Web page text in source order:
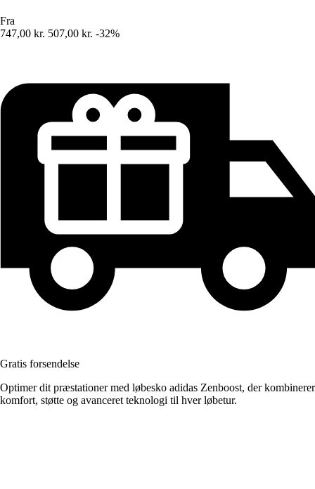
Fra
747,00 kr. 507,00 kr. -32%
Gratis forsendelse
Optimer dit præstationer med løbesko adidas Zenboost, der kombinerer
komfort, støtte og avanceret teknologi til hver løbetur.